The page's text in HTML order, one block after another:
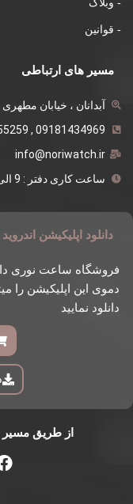
- وبلاگ
- قوانین
مسیر های ارتباطی
آبدانان ، خیابان مطهری
09181434969 , 021-555259
info@noriwatch.ir
ساعت کاری دفتر : 9 الی 18
دانلود اپلیکیشن
فروشگاه ساعت نوری
دموی این اپلیکیشن را
دانلود نمایید
از طریق مسیر